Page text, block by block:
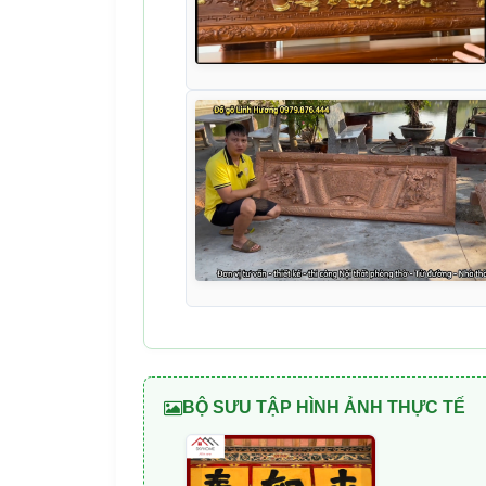
BỘ SƯU TẬP HÌNH ẢNH THỰC TẾ